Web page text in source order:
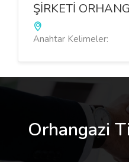
ŞİRKETİ
Anahtar Kelimeler:
Orhangazi